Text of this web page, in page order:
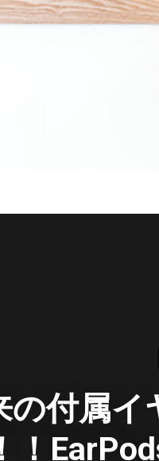
の付属イ
！